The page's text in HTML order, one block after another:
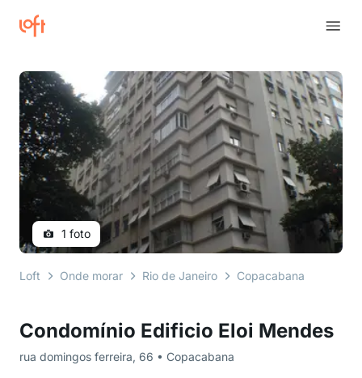
Condomínio Edificio Eloi Mendes
rua domingos ferreira, 66 • Copacabana
1 foto
Loft Onde morar Rio de Janeiro Copacabana